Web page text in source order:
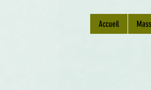
Accueil